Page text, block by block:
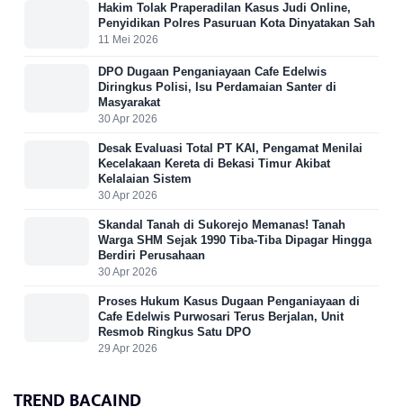
Hakim Tolak Praperadilan Kasus Judi Online,
Penyidikan Polres Pasuruan Kota Dinyatakan Sah
11 Mei 2026
DPO Dugaan Penganiayaan Cafe Edelwis
Diringkus Polisi, Isu Perdamaian Santer di
Masyarakat
30 Apr 2026
Desak Evaluasi Total PT KAI, Pengamat Menilai
Kecelakaan Kereta di Bekasi Timur Akibat
Kelalaian Sistem
30 Apr 2026
Skandal Tanah di Sukorejo Memanas! Tanah
Warga SHM Sejak 1990 Tiba-Tiba Dipagar Hingga
Berdiri Perusahaan
30 Apr 2026
Proses Hukum Kasus Dugaan Penganiayaan di
Cafe Edelwis Purwosari Terus Berjalan, Unit
Resmob Ringkus Satu DPO
29 Apr 2026
TREND BACAIND